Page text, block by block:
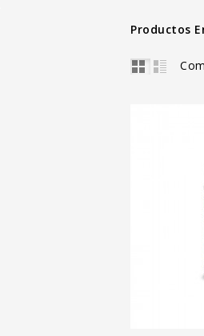
Productos